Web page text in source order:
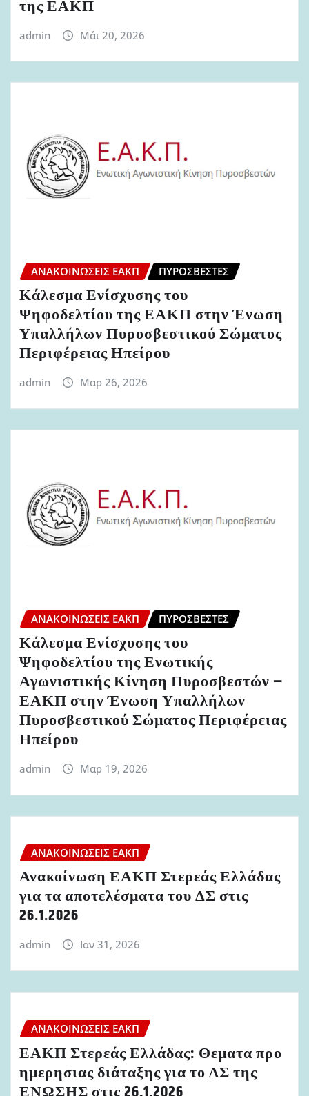
της ΕΑΚΠ
admin Μάι 20, 2026
ΑΝΑΚΟΙΝΏΣΕΙΣ ΕΑΚΠ ΠΥΡΟΣΒΈΣΤΕΣ
Κάλεσμα Ενίσχυσης του
Ψηφοδελτίου της ΕΑΚΠ στην Ένωση
Υπαλλήλων Πυροσβεστικού Σώματος
Περιφέρειας Ηπείρου
admin Μαρ 26, 2026
ΑΝΑΚΟΙΝΏΣΕΙΣ ΕΑΚΠ ΠΥΡΟΣΒΈΣΤΕΣ
Κάλεσμα Ενίσχυσης του
Ψηφοδελτίου της Ενωτικής
Αγωνιστικής Κίνηση Πυροσβεστών –
ΕΑΚΠ στην Ένωση Υπαλλήλων
Πυροσβεστικού Σώματος Περιφέρειας
Ηπείρου
admin Μαρ 19, 2026
ΑΝΑΚΟΙΝΏΣΕΙΣ ΕΑΚΠ
Ανακοίνωση ΕΑΚΠ Στερεάς Ελλάδας
για τα αποτελέσματα του ΔΣ στις
26.1.2026
admin Ιαν 31, 2026
ΑΝΑΚΟΙΝΏΣΕΙΣ ΕΑΚΠ
ΕΑΚΠ Στερεάς Ελλάδας: Θεματα προ
ημερησιας διάταξης για το ΔΣ της